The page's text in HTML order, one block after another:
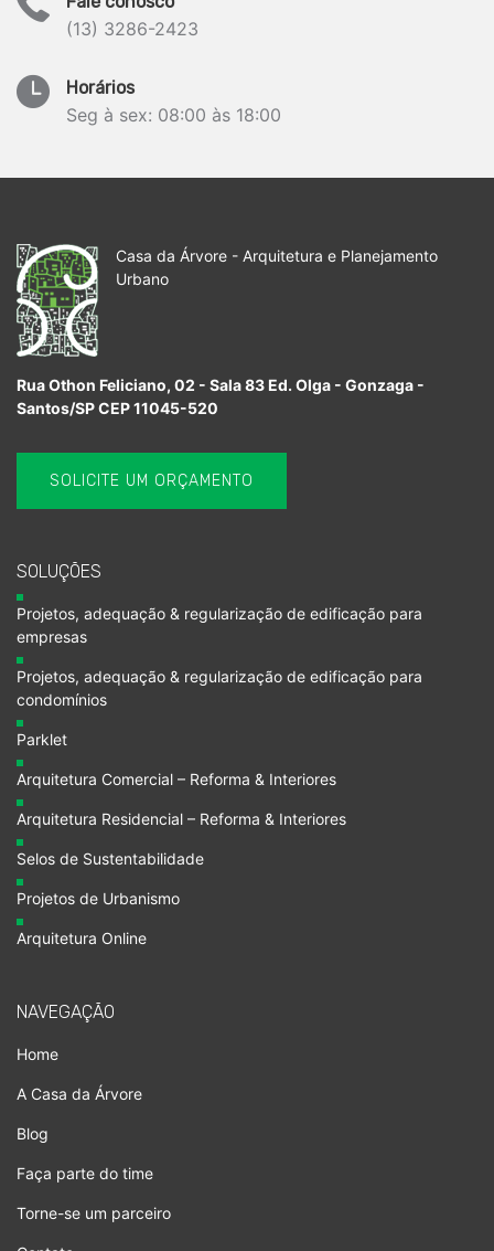
(13) 3286-2423
Horários
Seg à sex: 08:00 às 18:00
Casa da Árvore - Arquitetura e Planejamento
Urbano
Rua Othon Feliciano, 02 - Sala 83 Ed. Olga - Gonzaga -
Santos/SP CEP 11045-520
SOLICITE UM ORÇAMENTO
SOLUÇÕES
Projetos, adequação & regularização de edificação para
empresas
Projetos, adequação & regularização de edificação para
condomínios
Parklet
Arquitetura Comercial – Reforma & Interiores
Arquitetura Residencial – Reforma & Interiores
Selos de Sustentabilidade
Projetos de Urbanismo
Arquitetura Online
NAVEGAÇÃO
Home
A Casa da Árvore
Blog
Faça parte do time
Torne-se um parceiro